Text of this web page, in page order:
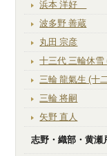
浜本 洋好
波多野 善蔵
丸田 宗彦
十三代 三輪休雪
三輪 龍氣生 (十
三輪 将嗣
矢野 直人
志野・織部・黄瀬